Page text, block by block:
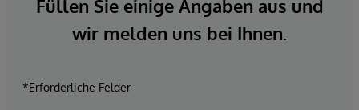
Füllen Sie einige Angaben aus und
wir melden uns bei Ihnen.
*Erforderliche Felder